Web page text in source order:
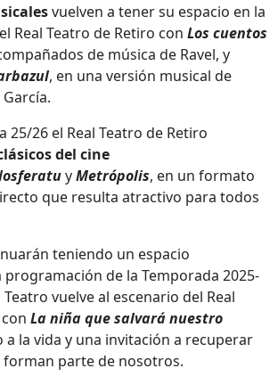
vuelven a tener su espacio en la
Real Teatro de Retiro con Los cuentos
de música de Ravel, y
, en una versión musical de
25/26 el Real Teatro de Retiro
del cine
yMetrópolis, en un formato
que resulta atractivo para todos
teniendo un espacio
de la Temporada 2025-
vuelve al escenario del Real
La niña que salvará nuestro
a la vida y una invitación a recuperar
forman parte de nosotros.